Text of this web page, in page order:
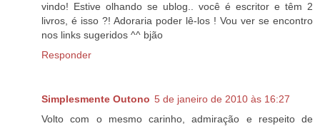
vindo! Estive olhando se ublog.. você é escritor e têm 2
livros, é isso ?! Adoraria poder lê-los ! Vou ver se encontro
nos links sugeridos ^^ bjão
Responder
Simplesmente Outono 5 de janeiro de 2010 às 16:27
Volto com o mesmo carinho, admiração e respeito de